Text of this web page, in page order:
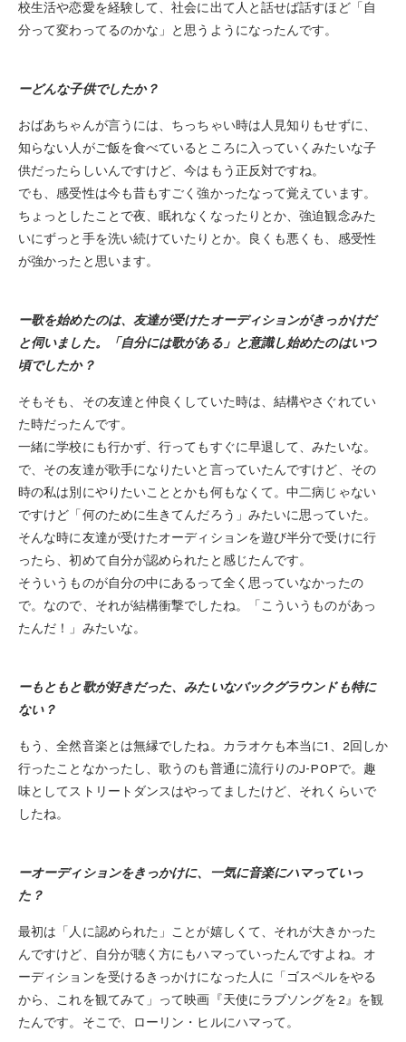
校生活や恋愛を経験して、社会に出て人と話せば話すほど「自
分って変わってるのかな」と思うようになったんです。
ーどんな子供でしたか？
おばあちゃんが言うには、ちっちゃい時は人見知りもせずに、
知らない人がご飯を食べているところに入っていくみたいな子
供だったらしいんですけど、今はもう正反対ですね。
でも、感受性は今も昔もすごく強かったなって覚えています。
ちょっとしたことで夜、眠れなくなったりとか、強迫観念みた
いにずっと手を洗い続けていたりとか。良くも悪くも、感受性
が強かったと思います。
ー歌を始めたのは、友達が受けたオーディションがきっかけだ
と伺いました。「自分には歌がある」と意識し始めたのはいつ
頃でしたか？
そもそも、その友達と仲良くしていた時は、結構やさぐれてい
た時だったんです。
一緒に学校にも行かず、行ってもすぐに早退して、みたいな。
で、その友達が歌手になりたいと言っていたんですけど、その
時の私は別にやりたいこととかも何もなくて。中二病じゃない
ですけど「何のために生きてんだろう」みたいに思っていた。
そんな時に友達が受けたオーディションを遊び半分で受けに行
ったら、初めて自分が認められたと感じたんです。
そういうものが自分の中にあるって全く思っていなかったの
で。なので、それが結構衝撃でしたね。「こういうものがあっ
たんだ！」みたいな。
ーもともと歌が好きだった、みたいなバックグラウンドも特に
ない？
もう、全然音楽とは無縁でしたね。カラオケも本当に1、2回しか
行ったことなかったし、歌うのも普通に流行りのJ-POPで。趣
味としてストリートダンスはやってましたけど、それくらいで
したね。
ーオーディションをきっかけに、一気に音楽にハマっていっ
た？
最初は「人に認められた」ことが嬉しくて、それが大きかった
んですけど、自分が聴く方にもハマっていったんですよね。オ
ーディションを受けるきっかけになった人に「ゴスペルをやる
から、これを観てみて」って映画『天使にラブソングを2』を観
たんです。そこで、ローリン・ヒルにハマって。